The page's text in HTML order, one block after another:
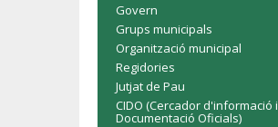
Govern
Grups municipals
Organització municipal
Regidories
Jutjat de Pau
CIDO (Cercador d'informació i
Documentació Oficials)